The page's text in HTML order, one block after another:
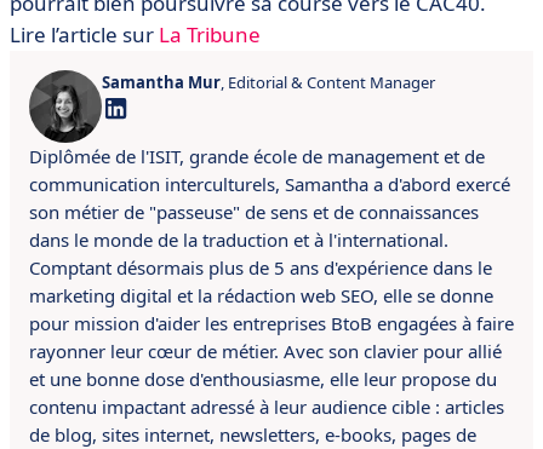
Lire l’article sur La Tribune
Samantha Mur, Editorial & Content Manager
Diplômée de l'ISIT, grande école de management et de
communication interculturels, Samantha a d'abord exercé
son métier de "passeuse" de sens et de connaissances
dans le monde de la traduction et à l'international.
Comptant désormais plus de 5 ans d'expérience dans le
marketing digital et la rédaction web SEO, elle se donne
pour mission d'aider les entreprises BtoB engagées à faire
rayonner leur cœur de métier. Avec son clavier pour allié
et une bonne dose d'enthousiasme, elle leur propose du
contenu impactant adressé à leur audience cible : articles
de blog, sites internet, newsletters, e-books, pages de